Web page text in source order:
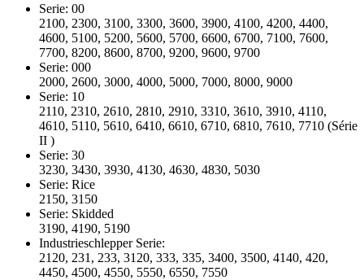
Serie: 00
2100, 2300, 3100, 3300, 3600, 3900, 4100, 4200, 4400,
4600, 5100, 5200, 5600, 5700, 6600, 6700, 7100, 7600,
7700, 8200, 8600, 8700, 9200, 9600, 9700
Serie: 000
2000, 2600, 3000, 4000, 5000, 7000, 8000, 9000
Serie: 10
2110, 2310, 2610, 2810, 2910, 3310, 3610, 3910, 4110,
4610, 5110, 5610, 6410, 6610, 6710, 6810, 7610, 7710 (Série
II )
Serie: 30
3230, 3430, 3930, 4130, 4630, 4830, 5030
Serie: Rice
2150, 3150
Serie: Skidded
3190, 4190, 5190
Industrieschlepper Serie:
2120, 231, 233, 3120, 333, 335, 3400, 3500, 4140, 420,
4450, 4500, 4550, 5550, 6550, 7550